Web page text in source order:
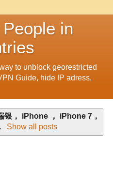
in
to unblock georestricted
Guide, hide IP adress,
银， iPhone ， iPhone 7，
. Show all posts